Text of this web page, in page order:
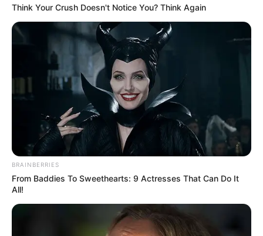
ΕΠΙΛΈΞΤΕ ΜΙΑ ΑΠΛΉ ΖΩΉ, ΒΌΛΤΑ ΣΤΗ ΦΎΣΗ, ΣΕ
ΠΑΡΑΛΊΕΣ, ΠΆΡΚΑ, ΠΆΡΤΕ ΈΝΑ ΚΑΦΈ ΣΤΟ ΧΈΡΙ,
ΠΗΓΑΊΝΕΤΕ ΜΕ ΤΗΝ ΠΑΡΈΑ ΣΑΣ ΣΕ ΤΑΒΕΡΝΆΚΙΑ ΠΟΥ
ΔΕΝ ΖΗΤΟΎΝ ΦΊΜΩΤΡΑ, ΣΤΗΡΊΞΤΕ ΤΗΝ ΤΟΠΙΚΉ
ΚΟΙΝΩΝΊΑ ΚΑΙ ΜΗΝ ΨΩΝΊΖΕΤΕ ΑΠΌ ΜΕΓΆΛΕΣ ΓΝΩΣΤΈΣ
ΑΛΥΣΊΔΕΣ, ΨΩΝΊΣΤΕ ΑΠΌ ΤΟ ΚΡΕΟΠΩΛΕΊΟ ΤΗΣ
ΓΕΙΤΟΝΙΆΣ ΣΑΣ, ΑΠΌ ΤΟ ΙΧΘΥΟΠΩΛΕΊΟ, ΑΠΌ ΜΑΝΆΒΙΚΟ,
ΑΠΌ ΛΑΪΚΈΣ ΑΓΟΡΈΣ, ΑΠΌ ΜΊΝΙΜΑΡΚΕΤ, ΑΠΌ
ΜΑΖΕΥΤΕΊΤΕ ΣΕ ΣΠΊΤΙΑ ΦΊΛΩΝ, ΚΆΝΤΕ ΠΆΡΤΙ, ΖΉΣΤΕ
ΑΠΛΆ ΚΑΙ ΕΛΕΎΘΕΡΑ, ΣΤΑΜΑΤΉΣΤΕ ΚΆΘΕ ΕΊΔΟΥΣ
Think Your Crush Doesn't Notice You? Think Again
BRAINBERRIES
From Baddies To Sweethearts: 9 Actresses That Can Do It
All!